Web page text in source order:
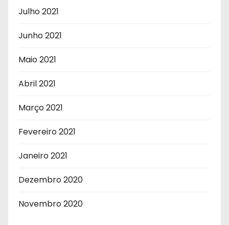
Julho 2021
Junho 2021
Maio 2021
Abril 2021
Março 2021
Fevereiro 2021
Janeiro 2021
Dezembro 2020
Novembro 2020